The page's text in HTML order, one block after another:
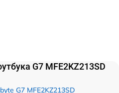
G7 MFE2KZ213SD
G7 MFE2KZ213SD